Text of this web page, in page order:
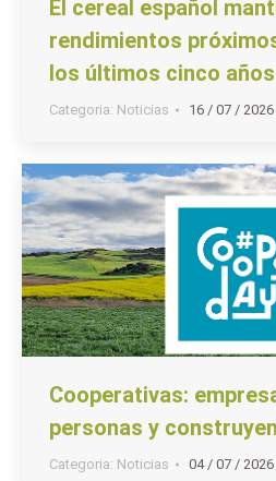
El cereal español
rendimientos
los últimos cinco años
Categoria: Noticias 16 / 07 / 2026
Cooperativas:
personas y
Categoria: Noticias 04 / 07 / 2026